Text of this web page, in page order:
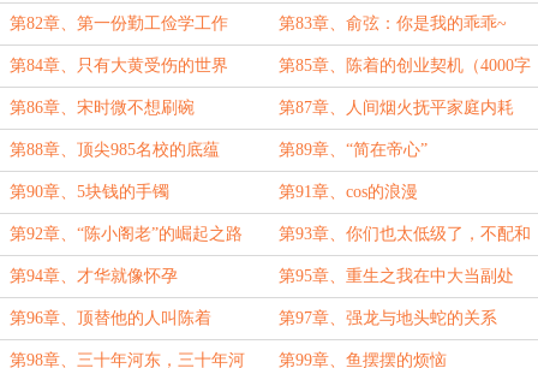
第82章、第一份勤工俭学工作 第83章、俞弦：你是我的乖乖~
第84章、只有大黄受伤的世界 第85章、陈着的创业契机（4000字
求月票）
第86章、宋时微不想刷碗 第87章、人间烟火抚平家庭内耗
第88章、顶尖985名校的底蕴 第89章、“简在帝心”
第90章、5块钱的手镯 第91章、cos的浪漫
第92章、“陈小阁老”的崛起之路 第93章、你们也太低级了，不配和
我一桌吃饭
第94章、才华就像怀孕 第95章、重生之我在中大当副处
第96章、顶替他的人叫陈着 第97章、强龙与地头蛇的关系
第98章、三十年河东，三十年河 第99章、鱼摆摆的烦恼